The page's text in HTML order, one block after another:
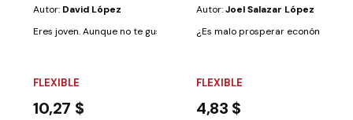
Autor: David López
Eres joven. Aunque no te guste, ya vas advirtiendo que cada día que
FLEXIBLE
10,27 $
Autor:Joel Salazar López
¿Es malo prosperar
FLEXIBLE
4,83 $